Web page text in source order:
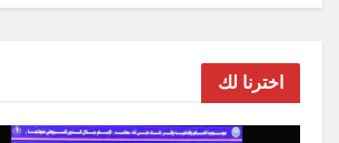
اخترنا لك